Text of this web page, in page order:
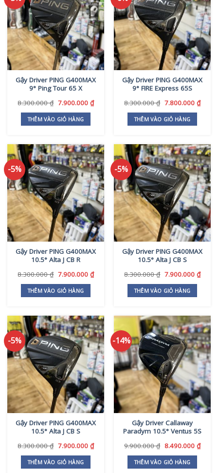
Gậy Driver PING G400MAX
9° Ping Tour 65 X
8.300.000₫ Giá
là:
8.300.000 ₫.
7.900.000 ₫Giá
THÊM VÀO GIỎ HÀNG
Gậy Driver PING G400MAX
9° FIRE Express 65S
8.300.000₫ Giá
là:
8.300.000 ₫.
7.800.000 ₫Giá
THÊM VÀO GIỎ HÀNG
-5%
Gậy Driver PING G400MAX
10.5° Alta J CB R
8.300.000₫ Giá
là:
8.300.000 ₫.
7.900.000 ₫Giá
THÊM VÀO GIỎ HÀNG
-5%
Gậy Driver PING G400MAX
10.5° Alta J CB S
8.300.000₫ Giá
là:
8.300.000 ₫.
7.900.000 ₫Giá
THÊM VÀO GIỎ HÀNG
-5%
Gậy Driver PING G400MAX
10.5° Alta J CB S
8.300.000₫ Giá
là:
8.300.000 ₫.
7.900.000 ₫Giá
THÊM VÀO GIỎ HÀNG
-14%
Gậy Driver Callaway
Paradym 10.5° Ventus 5S
9.900.000₫ Giá
là:
9.900.000 ₫.
8.490.000 ₫Giá
THÊM VÀO GIỎ HÀNG